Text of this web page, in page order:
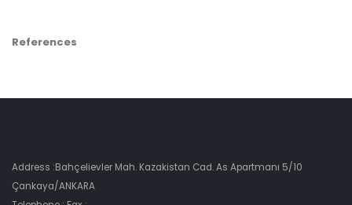
References
Address :Bahçelievler Mah. Kazakistan Cad. As Apartmanı 5/10
Çankaya/ANKARA